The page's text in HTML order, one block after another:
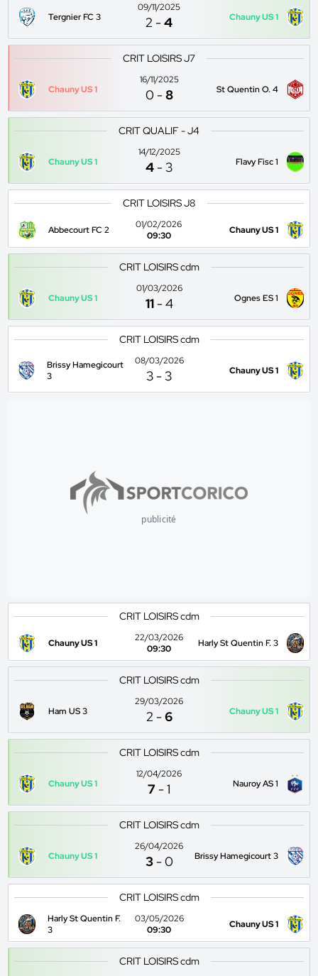
Tergnier FC 3
09/11/2025
2 -4 Chauny US 1
CRIT LOISIRS J7
Chauny US 1
16/11/2025
0 -8 St Quentin O. 4
CRIT QUALIF - J4
Chauny US 1
14/12/2025
4 - 3 Flavy Fisc 1
CRIT LOISIRS J8
Abbecourt FC 2
01/02/2026
09:30
Chauny US 1
CRIT LOISIRS cdm
Chauny US 1
01/03/2026
11 -4 Ognes ES 1
CRIT LOISIRS cdm
Brissy Hamegicourt
3
08/03/2026
3 - 3 Chauny US 1
publicité
CRIT LOISIRS cdm
Chauny US 1
22/03/2026
09:30
Harly St Quentin F. 3
CRIT LOISIRS cdm
Ham US 3
29/03/2026
2 -6 Chauny US 1
CRIT LOISIRS cdm
Chauny US 1
12/04/2026
7 -1 Nauroy AS 1
CRIT LOISIRS cdm
Chauny US 1
26/04/2026
3 -0 Brissy Hamegicourt 3
CRIT LOISIRS cdm
Harly St Quentin F.
3
03/05/2026
09:30
Chauny US 1
CRIT LOISIRS cdm